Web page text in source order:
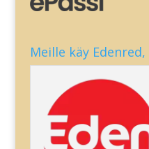
Meille käy